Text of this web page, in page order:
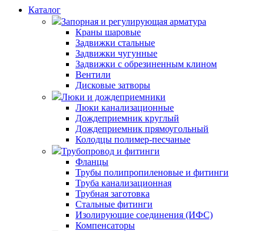
Каталог
Запорная и регулирующая арматура
Краны шаровые
Задвижки стальные
Задвижки чугунные
Задвижки с обрезиненным клином
Вентили
Дисковые затворы
Люки и дождеприемники
Люки канализационные
Дождеприемник круглый
Дождеприемник прямоугольный
Колодцы полимер-песчаные
Трубопровод и фитинги
Фланцы
Трубы полипропиленовые и фитинги
Труба канализационная
Трубная заготовка
Стальные фитинги
Изолирующие соединения (ИФС)
Компенсаторы